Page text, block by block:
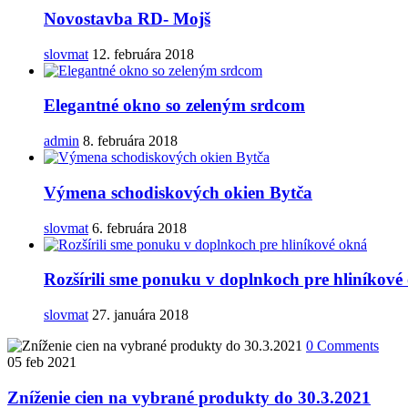
Novostavba RD- Mojš
slovmat 12. februára 2018
Elegantné okno so zeleným srdcom
admin 8. februára 2018
Výmena schodiskových okien Bytča
slovmat 6. februára 2018
Rozšírili sme ponuku v doplnkoch pre hliníkové
slovmat 27. januára 2018
0 Comments
05 feb 2021
Zníženie cien na vybrané produkty do 30.3.2021